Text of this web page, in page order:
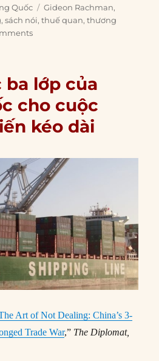
Quốc Tags
Gideon Rachman,
,sách nói,thuế quan,thương
ba lớp của
cho cuộc
kéo dài
Art of Not Dealing: China’s 3-
Trade War,” The Diplomat,